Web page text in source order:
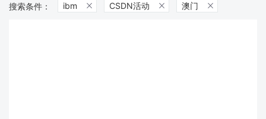
ibm  CSDN活动  澳门 